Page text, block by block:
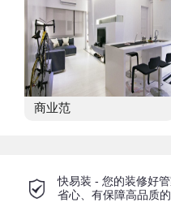
商业范
快易装 - 您的装修好
省心、有保障高品质的